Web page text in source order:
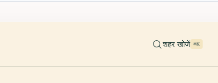
शहर खोजें ⌘K